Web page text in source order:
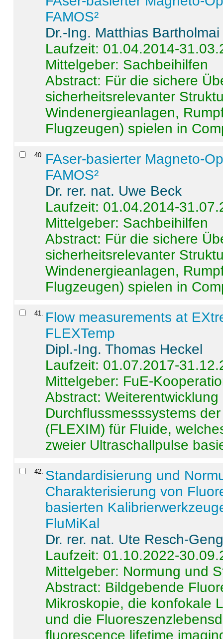
FAMOS²
Dr.-Ing. Matthias Bartholmai
Laufzeit: 01.04.2014-
Mittelgeber: Sachbeihilfen
Abstract: Für die sichere
sicherheitsrelevanter
Windenergieanlagen,
Flugzeugen) spielen in
40. FAser-basierter Magneto-
FAMOS²
Dr. rer. nat. Uwe Beck
Laufzeit: 01.04.2014-
Mittelgeber: Sachbeihilfen
Abstract: Für die sichere
sicherheitsrelevanter
Windenergieanlagen,
Flugzeugen) spielen in
41. Flow measurements at
FLEXTemp
Dipl.-Ing. Thomas Heckel
Laufzeit: 01.07.2017-
Mittelgeber: FuE-
Abstract:
Durchflussmesssystems
(FLEXIM) für Fluide,
zweier Ultraschallpulse
42. Standardisierung und
Charakterisierung von
basierten
FluMiKal
Dr. rer. nat. Ute Resch-
Laufzeit: 01.10.2022-
Mittelgeber: Normung und
Abstract: Bildgebende
Mikroskopie, die konfokale
und die
fluorescence lifetime